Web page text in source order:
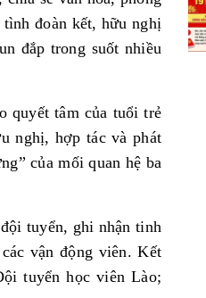
đoàn kết, hữu nghị
đắp trong suốt nhiều
quyết tâm của tuổi trẻ
nghị, hợp tác và phát
của mối quan hệ ba
tuyển, ghi nhận tinh
vận động viên. Kết
tuyển học viên Lào;